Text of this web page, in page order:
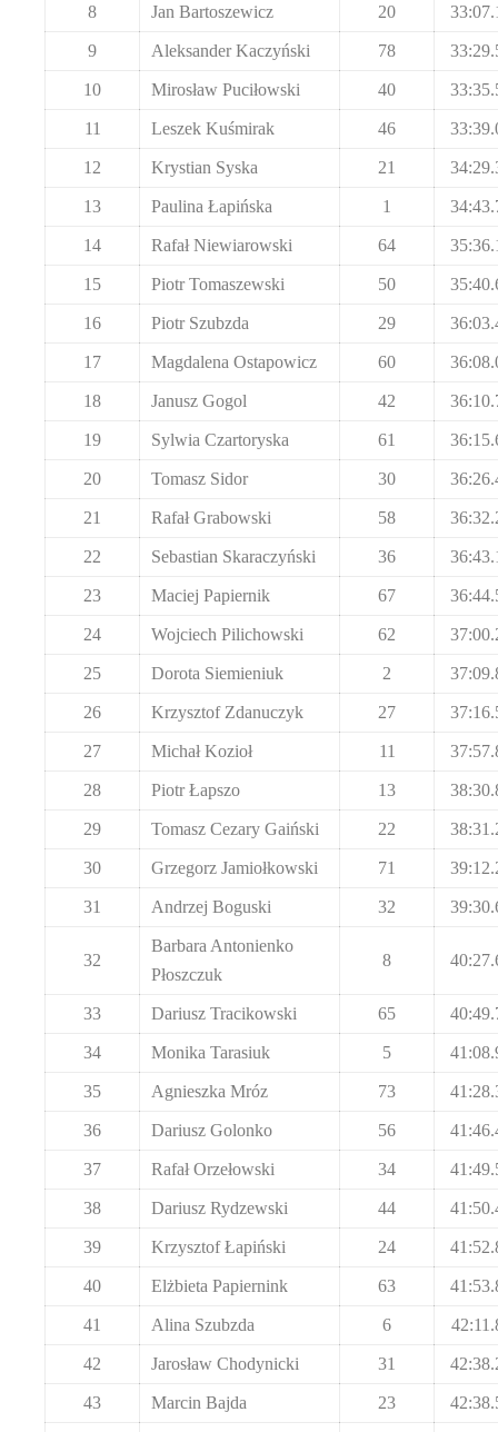
8 Jan Bartoszewicz 20
9 Aleksander Kaczyński 78
10 Mirosław Puciłowski 40
11 Leszek Kuśmirak 46
12 Krystian Syska 21
13 Paulina Łapińska 1
14 Rafał Niewiarowski 64
15 Piotr Tomaszewski 50
16 Piotr Szubzda 29
17 Magdalena Ostapowicz 60
18 Janusz Gogol 42
19 Sylwia Czartoryska 61
20 Tomasz Sidor 30
21 Rafał Grabowski 58
22 Sebastian Skaraczyński 36
23 Maciej Papiernik 67
24 Wojciech Pilichowski 62
25 Dorota Siemieniuk 2
26 Krzysztof Zdanuczyk 27
27 Michał Kozioł 11
28 Piotr Łapszo 13
29 Tomasz Cezary Gaiński 22
30 Grzegorz Jamiołkowski 71
31 Andrzej Boguski 32
32
Barbara Antonienko
Płoszczuk
8
33 Dariusz Tracikowski 65
34 Monika Tarasiuk 5
35 Agnieszka Mróz 73
36 Dariusz Golonko 56
37 Rafał Orzełowski 34
38 Dariusz Rydzewski 44
39 Krzysztof Łapiński 24
40 Elżbieta Papiernink 63
41 Alina Szubzda 6
42 Jarosław Chodynicki 31
43 Marcin Bajda 23